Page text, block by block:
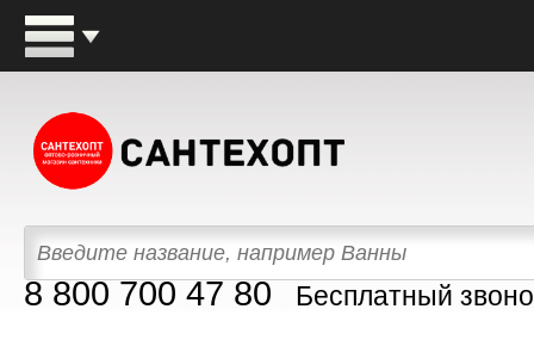
8 800 700 47 80 Бесплатный